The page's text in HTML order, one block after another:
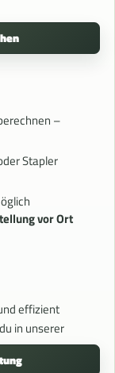
–
Stapler
vor Ort
effizient
in unserer